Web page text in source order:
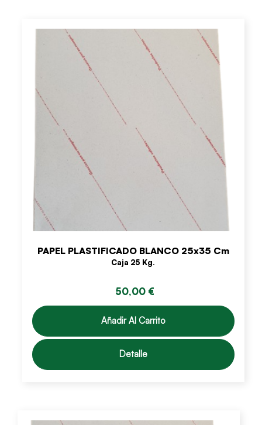
PAPEL PLASTIFICADO BLANCO 25x35 Cm
Caja 25 Kg.
50,00 €
Añadir Al Carrito
Detalle